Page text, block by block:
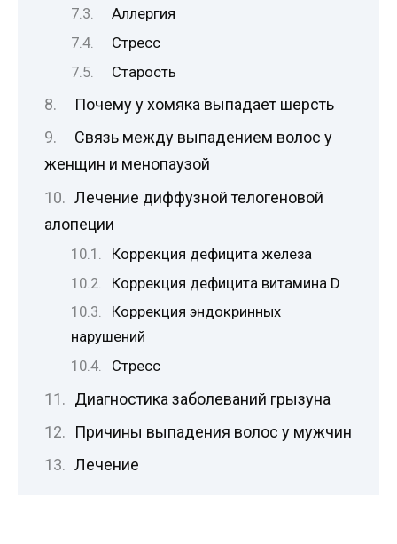
Аллергия
Стресс
Старость
Почему у хомяка выпадает шерсть
Связь между выпадением волос у
женщин и менопаузой
Лечение диффузной телогеновой
алопеции
Коррекция дефицита железа
Коррекция дефицита витамина D
Коррекция эндокринных
нарушений
Стресс
Диагностика заболеваний грызуна
Причины выпадения волос у мужчин
Лечение